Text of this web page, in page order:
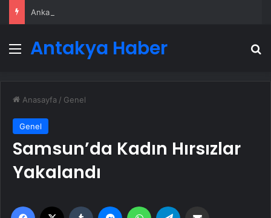
Ankara rent a car
Menü
Antakya Haber
Anasayfa / Genel
Genel
Samsun’da Kadın Hırsızlar
Yakalandı
Facebook Tumblr MessengerWhatsApp